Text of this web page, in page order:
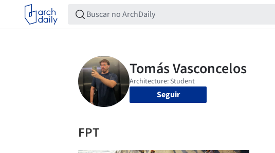
Seguir
FPT